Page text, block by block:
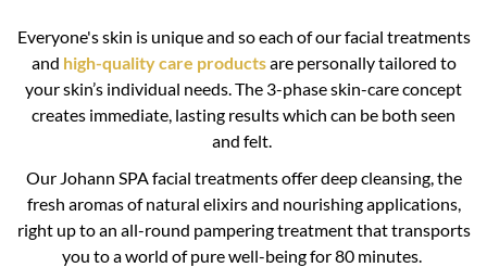
Everyone's skin is unique and so each of our facial treatments
and high-quality care productsare personally tailored to
your skin’s individual needs. The 3-phase skin-care concept
creates immediate, lasting results which can be both seen
and felt.
Our Johann SPA facial treatments offer deep cleansing, the
fresh aromas of natural elixirs and nourishing applications,
right up to an all-round pampering treatment that transports
you to a world of pure well-being for 80 minutes.